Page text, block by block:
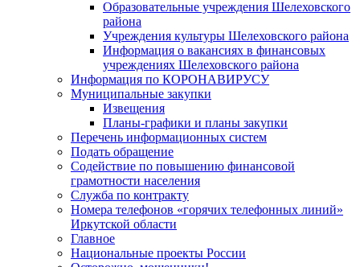
Образовательные учреждения Шелеховского
района
Учреждения культуры Шелеховского района
Информация о вакансиях в финансовых
учреждениях Шелеховского района
Информация по КОРОНАВИРУСУ
Муниципальные закупки
Извещения
Планы-графики и планы закупки
Перечень информационных систем
Подать обращение
Содействие по повышению финансовой
грамотности населения
Служба по контракту
Номера телефонов «горячих телефонных линий»
Иркутской области
Главное
Национальные проекты России